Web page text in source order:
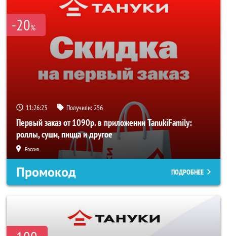
-20%
11:26:23 Получили:256
Первый заказ от 1090р. в приложении TanukiFamily:
роллы, суши, пицца и другое
Россия
Промокод ПОДРОБНЕЕ